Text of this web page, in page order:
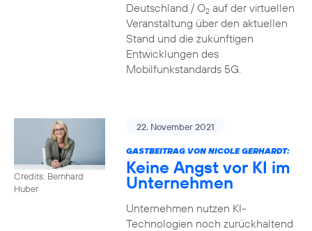
Deutschland / O2auf der virtuellen
Veranstaltung über den aktuellen
Stand und die zukünftigen
Entwicklungen des
Mobilfunkstandards 5G.
Credits: Bernhard
Huber
22. November 2021
GASTBEITRAG VON NICOLE GERHARDT:
Keine Angst vor KI im
Unternehmen
Unternehmen nutzen KI-
Technologien noch zurückhaltend